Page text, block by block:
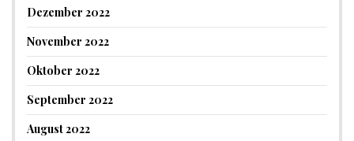
Dezember 2022
November 2022
Oktober 2022
September 2022
August 2022